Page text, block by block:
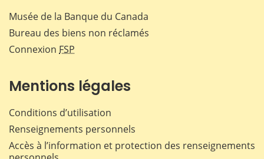
Musée de la Banque du Canada
Bureau des biens non réclamés
Connexion FSP
Mentions légales
Conditions d’utilisation
Renseignements personnels
Accès à l’information et protection des renseignements